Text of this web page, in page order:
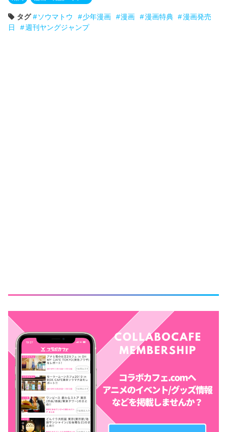
タグ ソウマトウ 少年漫画 漫画 漫画特典
漫画発売
日
週刊ヤングジャンプ